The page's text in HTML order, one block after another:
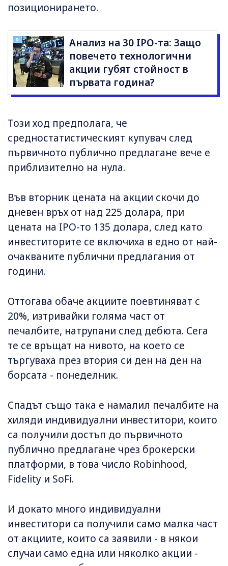
позиционирането.
Анализ на 30 IPO-та: Защо
повечето технологични
акции губят стойност в
първата година?
Този ход предполага, че
средностатистическият купувач след
първичното публично предлагане вече е
приблизително на нула.
Във вторник цената на акции скочи до
дневен връх от над 225 долара, при
цената на IPO-то 135 долара, след като
инвеститорите се включиха в едно от най-
очакваните публични предлагания от
години.
Оттогава обаче акциите поевтиняват с
20%, изтривайки голяма част от
печалбите, натрупани след дебюта. Сега
те се връщат на нивото, на което се
търгуваха през втория си ден на ден на
борсата - понеделник.
Спадът също така е намалил печалбите на
хиляди индивидуални инвеститори, които
са получили достъп до първичното
публично предлагане чрез брокерски
платформи, в това число Robinhood,
Fidelity и SoFi.
И докато много индивидуални
инвеститори са получили само малка част
от акциите, които са заявили - в някои
случаи само една или няколко акции -